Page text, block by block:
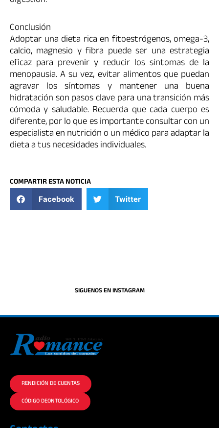
Conclusión
Adoptar una dieta rica en fitoestrógenos, omega-3,
calcio, magnesio y fibra puede ser una estrategia
eficaz para prevenir y reducir los síntomas de la
menopausia. A su vez, evitar alimentos que puedan
agravar los síntomas y mantener una buena
hidratación son pasos clave para una transición más
cómoda y saludable. Recuerda que cada cuerpo es
diferente, por lo que es importante consultar con un
especialista en nutrición o un médico para adaptar la
dieta a tus necesidades individuales.
COMPARTIR ESTA NOTICIA
Facebook Twitter
SIGUENOS EN INSTAGRAM
RENDICIÓN DE CUENTAS
CÓDIGO DEONTOLÓGICO